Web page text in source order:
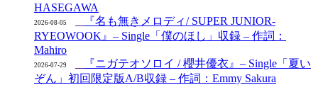
HASEGAWA
2026-08-05
『名も無きメロディ/ SUPER JUNIOR-
RYEOWOOK』– Single「僕のほし」収録 – 作詞：
Mahiro
2026-07-29
『ニガテオソロイ / 櫻井優衣』– Single「夏い
ぞん」初回限定版A/B収録 – 作詞：Emmy Sakura